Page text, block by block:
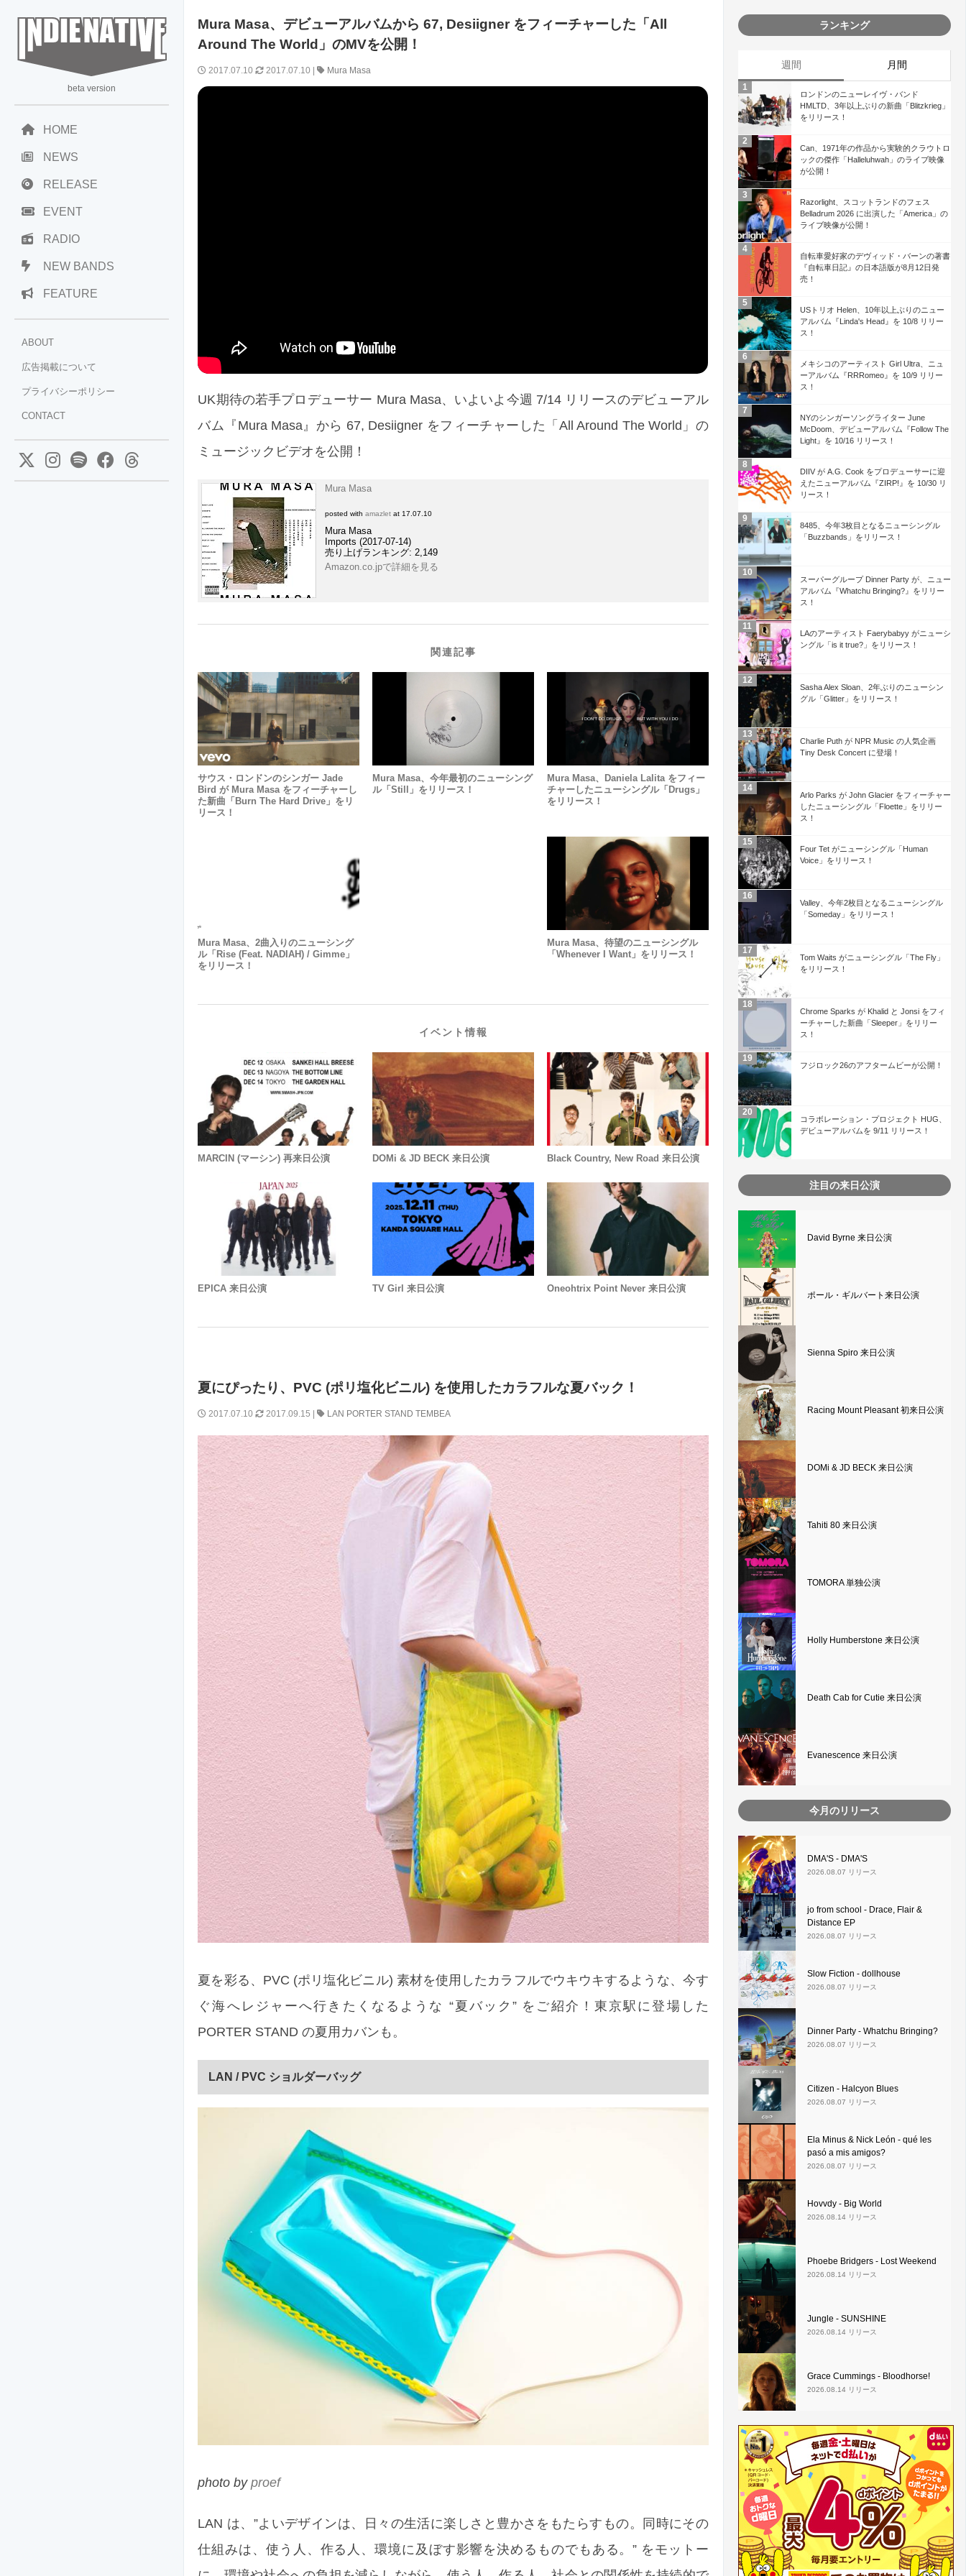
beta version
HOME
NEWS
RELEASE
EVENT
RADIO
NEW BANDS
FEATURE
ABOUT
広告掲載について
プライバシーポリシー
CONTACT
Mura Masa、デビューアルバムから 67, Desiigner をフィーチャーした「All
Around The World」のMVを公開！
2017.07.10 2017.07.10 | Mura Masa
UK期待の若手プロデューサー Mura Masa、いよいよ今週 7/14 リリースのデビューアル
バム『Mura Masa』から 67, Desiigner をフィーチャーした「All Around The World」の
ミュージックビデオを公開！
Mura Masa
posted withamazlet at 17.07.10
Mura Masa
Imports (2017-07-14)
売り上げランキング: 2,149
Amazon.co.jpで詳細を見る
関連記事
サウス・ロンドンのシンガー Jade
Bird が Mura Masa をフィーチャーし
た新曲「Burn The Hard Drive」をリ
リース！
Mura Masa、今年最初のニューシング
ル「Still」をリリース！
Mura Masa、Daniela Lalita をフィー
チャーしたニューシングル「Drugs」
をリリース！
Mura Masa、2曲入りのニューシング
ル「Rise (feat. NADIAH) / Gimme」
をリリース！
Mura Masa、待望のニューシングル
「Whenever I Want」をリリース！
イベント情報
MARCIN (マーシン) 再来日公演 DOMi & JD BECK 来日公演 Black Country, New Road 来日公演
EPICA 来日公演 TV Girl 来日公演 Oneohtrix Point Never 来日公演
夏にぴったり、PVC (ポリ塩化ビニル) を使用したカラフルな夏バック！
2017.07.10 2017.09.15 | LAN PORTER STAND TEMBEA
夏を彩る、PVC (ポリ塩化ビニル) 素材を使用したカラフルでウキウキするような、今す
ぐ海へレジャーへ行きたくなるような “夏バック” をご紹介！東京駅に登場した
PORTER STAND の夏用カバンも。
LAN / PVC ショルダーバッグ
photo byproef
LAN は、”よいデザインは、日々の生活に楽しさと豊かさをもたらすもの。同時にその
仕組みは、使う人、作る人、環境に及ぼす影響を決めるものでもある。” をモットー
ランキング
週間 月間
ロンドンのニューレイヴ・バンド
HMLTD、3年以上ぶりの新曲「Blitzkrieg」
をリリース！
Can、1971年の作品から実験的クラウトロ
ックの傑作「Halleluhwah」のライブ映像
が公開！
Razorlight、スコットランドのフェス
Belladrum 2026 に出演した「America」の
ライブ映像が公開！
自転車愛好家のデヴィッド・バーンの著書
『自転車日記』の日本語版が8月12日発
売！
USトリオ Helen、10年以上ぶりのニュー
アルバム『Linda's Head』を 10/8 リリー
ス！
メキシコのアーティスト Girl Ultra、ニュ
ーアルバム『RRRomeo』を 10/9 リリー
ス！
NYのシンガーソングライター June
McDoom、デビューアルバム『Follow The
Light』を 10/16 リリース！
DIIV が A.G. Cook をプロデューサーに迎
えたニューアルバム『ZIRP!』を 10/30 リ
リース！
8485、今年3枚目となるニューシングル
「Buzzbands」をリリース！
スーパーグループ Dinner Party が、ニュー
アルバム『Whatchu Bringing?』をリリー
ス！
LAのアーティスト Faerybabyy がニューシ
ングル「is it true?」をリリース！
Sasha Alex Sloan、2年ぶりのニューシン
グル「Glitter」をリリース！
Charlie Puth が NPR Music の人気企画
Tiny Desk Concert に登場！
Arlo Parks が John Glacier をフィーチャー
したニューシングル「Floette」をリリー
ス！
Four Tet がニューシングル「Human
Voice」をリリース！
Valley、今年2枚目となるニューシングル
「Someday」をリリース！
Tom Waits がニューシングル「The Fly」
をリリース！
Chrome Sparks が Khalid と Jonsi をフィ
ーチャーした新曲「Sleeper」をリリー
ス！
フジロック26のアフタームビーが公開！
コラボレーション・プロジェクト HUG、
デビューアルバムを 9/11 リリース！
注目の来日公演
David Byrne 来日公演
ポール・ギルバート来日公演
Sienna Spiro 来日公演
Racing Mount Pleasant 初来日公演
DOMi & JD BECK 来日公演
Tahiti 80 来日公演
TOMORA 単独公演
Holly Humberstone 来日公演
Death Cab for Cutie 来日公演
Evanescence 来日公演
今月のリリース
DMA'S - DMA'S
2026.08.07 リリース
jo from school - Drace, Flair &
Distance EP
2026.08.07 リリース
Slow Fiction - dollhouse
2026.08.07 リリース
Dinner Party - Whatchu Bringing?
2026.08.07 リリース
Citizen - Halcyon Blues
2026.08.07 リリース
Ela Minus & Nick León - qué les
pasó a mis amigos?
2026.08.07 リリース
Hovvdy - Big World
2026.08.14 リリース
Phoebe Bridgers - Lost Weekend
2026.08.14 リリース
Jungle - SUNSHINE
2026.08.14 リリース
Grace Cummings - Bloodhorse!
2026.08.14 リリース